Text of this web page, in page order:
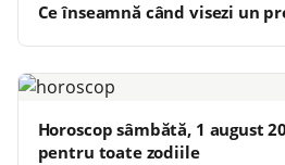
Ce înseamnă când visezi un
Horoscop sâmbătă, 1 august
pentru toate zodiile